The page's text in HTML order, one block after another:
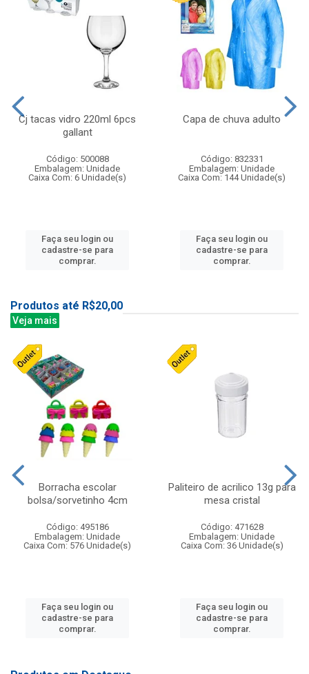
Cj tacas vidro 220ml 6pcs
gallant
Código: 500088
Embalagem: Unidade
Caixa Com: 6 Unidade(s)
Faça seu login ou
cadastre-se para
comprar.
Capa de chuva adulto
Código: 832331
Embalagem: Unidade
Caixa Com: 144 Unidade(s)
Faça seu login ou
cadastre-se para
comprar.
Produtos até R$20,00
Veja mais
Borracha escolar
bolsa/sorvetinho 4cm
Código: 495186
Embalagem: Unidade
Caixa Com: 576 Unidade(s)
Faça seu login ou
cadastre-se para
comprar.
Paliteiro de acrilico 13g para
mesa cristal
Código: 471628
Embalagem: Unidade
Caixa Com: 36 Unidade(s)
Faça seu login ou
cadastre-se para
comprar.